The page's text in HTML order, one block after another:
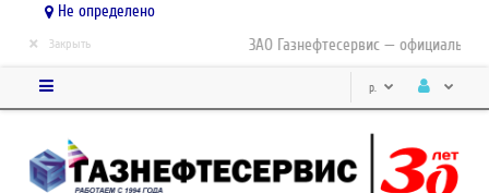
Не определено
ЗАО Газнефтесервис — официальный
× Закрыть
р.